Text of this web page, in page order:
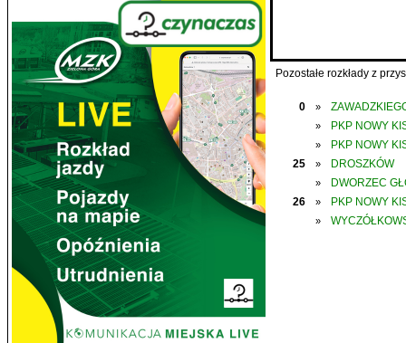
Pozostałe rozkłady z
0 »
» PKP NOWY
»
PKP NOWY
25
» DROSZKÓW
»
DWORZEC
26
» PKP NOWY
»